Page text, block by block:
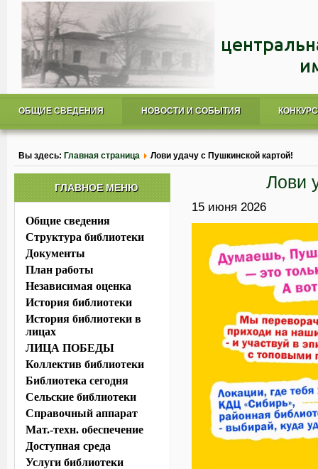
ОБЩИЕ СВЕДЕНИЯ НОВОСТИ И СОБЫТИЯ
Вы здесь: Главная страница Лови удачу с Пушкинской картой!
Лови
15 июня 2026
ГЛАВНОЕ МЕНЮ
Общие сведения
Структура библиотеки
Документы
План работы
Независимая оценка
История библиотеки
История библиотеки в
лицах
ЛИЦА ПОБЕДЫ
Коллектив библиотеки
Библиотека сегодня
Сельские библиотеки
Справочный аппарат
Мат.-техн. обеспечение
Доступная среда
Услуги библиотеки